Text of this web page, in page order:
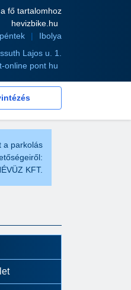
fő tartalomhoz
hevizbike.hu
Ibolya
Lajos u. 1.
online pont hu
a parkolás
KFT.